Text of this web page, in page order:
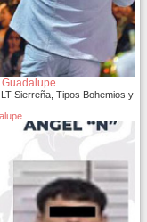
Sierreña, Tipos Bohemios y